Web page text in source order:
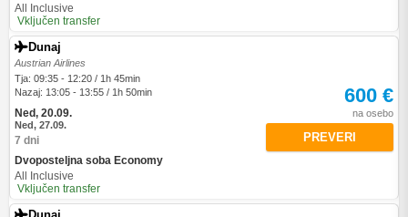
All Inclusive
Vključen transfer
Dunaj
Austrian Airlines
Tja: 09:35 - 12:20 / 1h 45min
Nazaj: 13:05 - 13:55 / 1h 50min
Ned, 20.09.
Ned, 27.09.
7 dni
Dvoposteljna soba Economy
All Inclusive
Vključen transfer
600 €
na osebo
PREVERI